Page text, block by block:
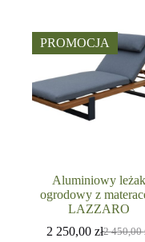
PROMOCJA
Aluminiowy leżak
ogrodowy z
LAZZARO
2 450,00
2 250,00 złAktualna